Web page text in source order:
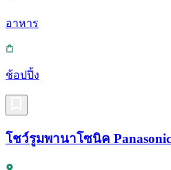
อาหาร
ช้อปปิ้ง
โชว์รูมพานาโซนิค